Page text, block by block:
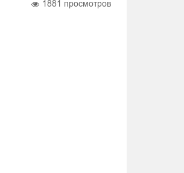
1881 просмотров